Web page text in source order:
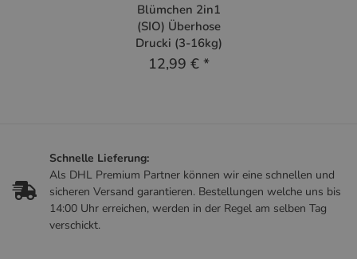
Blümchen 2in1
(SIO) Überhose
Drucki (3-16kg)
12,99 € *
Schnelle Lieferung:
Als DHL Premium Partner können wir eine schnellen und
sicheren Versand garantieren. Bestellungen welche uns bis
14:00 Uhr erreichen, werden in der Regel am selben Tag
verschickt.